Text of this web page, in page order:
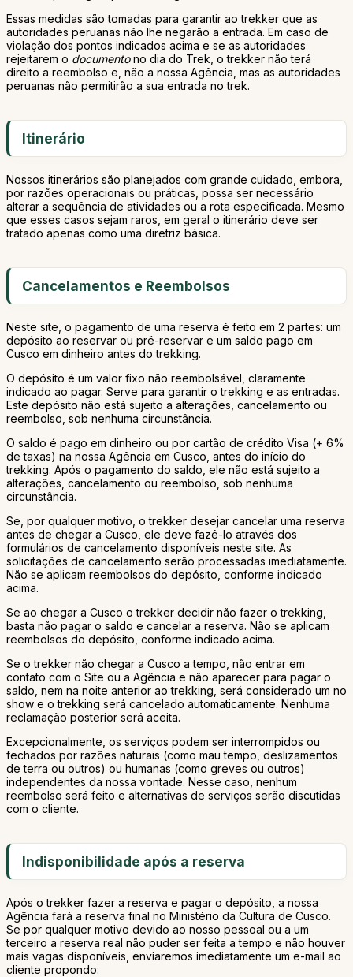
Essas medidas são tomadas para garantir ao trekker que as
autoridades peruanas não lhe negarão a entrada. Em caso de
violação dos pontos indicados acima e se as autoridades
rejeitarem o documentono dia do Trek, o trekker não terá
direito a reembolso e, não a nossa Agência, mas as autoridades
peruanas não permitirão a sua entrada no trek.
Itinerário
Nossos itinerários são planejados com grande cuidado, embora,
por razões operacionais ou práticas, possa ser necessário
alterar a sequência de atividades ou a rota especificada. Mesmo
que esses casos sejam raros, em geral o itinerário deve ser
tratado apenas como uma diretriz básica.
Cancelamentos e Reembolsos
Neste site, o pagamento de uma reserva é feito em 2 partes: um
depósito ao reservar ou pré-reservar e um saldo pago em
Cusco em dinheiro antes do trekking.
O depósito é um valor fixo não reembolsável, claramente
indicado ao pagar. Serve para garantir o trekking e as entradas.
Este depósito não está sujeito a alterações, cancelamento ou
reembolso, sob nenhuma circunstância.
O saldo é pago em dinheiro ou por cartão de crédito Visa (+ 6%
de taxas) na nossa Agência em Cusco, antes do início do
trekking. Após o pagamento do saldo, ele não está sujeito a
alterações, cancelamento ou reembolso, sob nenhuma
circunstância.
Se, por qualquer motivo, o trekker desejar cancelar uma reserva
antes de chegar a Cusco, ele deve fazê-lo através dos
formulários de cancelamento disponíveis neste site. As
solicitações de cancelamento serão processadas imediatamente.
Não se aplicam reembolsos do depósito, conforme indicado
acima.
Se ao chegar a Cusco o trekker decidir não fazer o trekking,
basta não pagar o saldo e cancelar a reserva. Não se aplicam
reembolsos do depósito, conforme indicado acima.
Se o trekker não chegar a Cusco a tempo, não entrar em
contato com o Site ou a Agência e não aparecer para pagar o
saldo, nem na noite anterior ao trekking, será considerado um no
show e o trekking será cancelado automaticamente. Nenhuma
reclamação posterior será aceita.
Excepcionalmente, os serviços podem ser interrompidos ou
fechados por razões naturais (como mau tempo, deslizamentos
de terra ou outros) ou humanas (como greves ou outros)
independentes da nossa vontade. Nesse caso, nenhum
reembolso será feito e alternativas de serviços serão discutidas
com o cliente.
Indisponibilidade após a reserva
Após o trekker fazer a reserva e pagar o depósito, a nossa
Agência fará a reserva final no Ministério da Cultura de Cusco.
Se por qualquer motivo devido ao nosso pessoal ou a um
terceiro a reserva real não puder ser feita a tempo e não houver
mais vagas disponíveis, enviaremos imediatamente um e-mail ao
cliente propondo: